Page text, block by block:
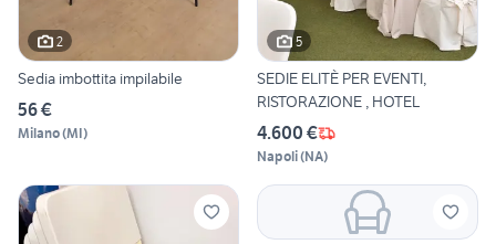
2
Sedia imbottita impilabile
56 €
Milano(MI)
5
SEDIE ELITÈ PER EVENTI,
RISTORAZIONE , HOTEL
4.600 €
Napoli(NA)